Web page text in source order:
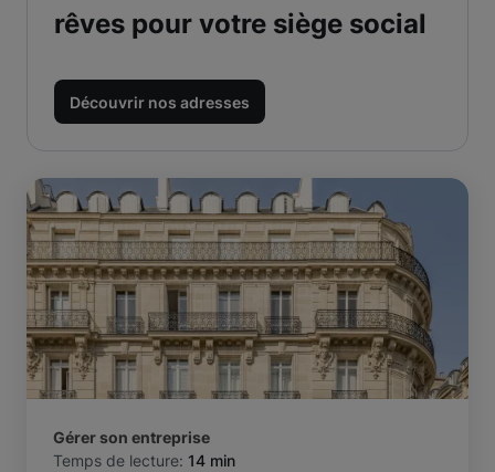
rêves pour votre siège social
Découvrir nos adresses
Gérer son entreprise
Temps de lecture: 14 min